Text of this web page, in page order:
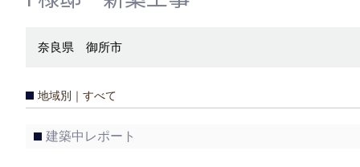
奈良県 御所市
地域別｜すべて
建築中レポート